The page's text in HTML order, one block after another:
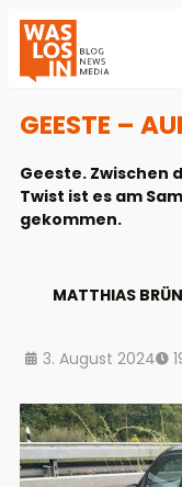
GEESTE –
Geeste. Zwischen
Twist ist es am
gekommen.
MATTHIAS
3. August 2024